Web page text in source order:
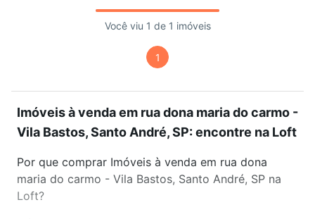
Você viu 1 de 1 imóveis
1
Imóveis à venda em rua dona maria do carmo -
Vila Bastos, Santo André, SP: encontre na Loft
Por que comprar Imóveis à venda em rua dona
maria do carmo - Vila Bastos, Santo André, SP na
Loft?